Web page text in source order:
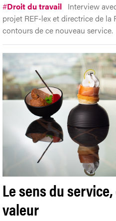
#Droit du travail Interview
projet REF-lex et directrice de la
contours de ce nouveau service.
Le sens du
valeur